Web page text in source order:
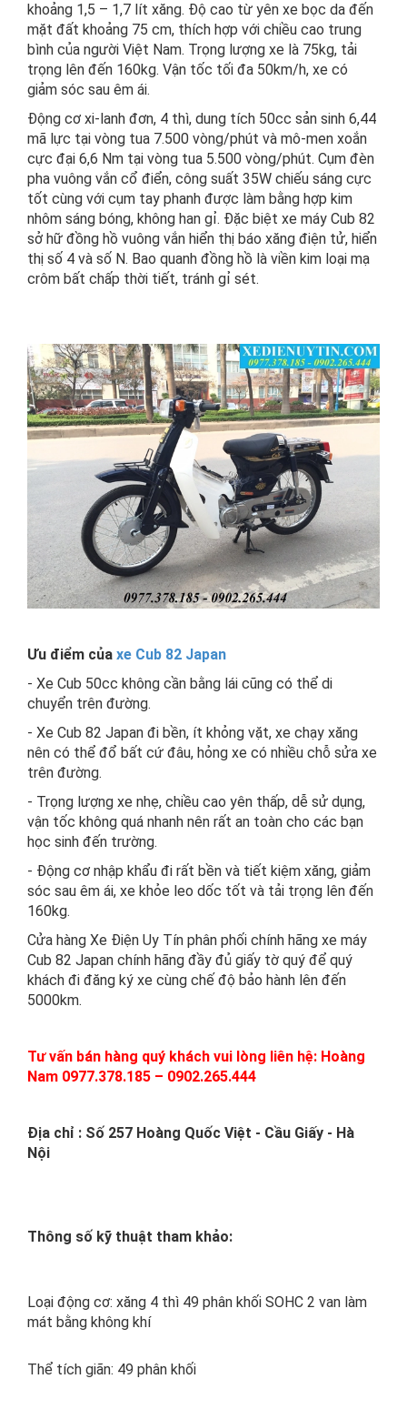
khoảng 1,5 – 1,7 lít xăng. Độ cao từ yên xe bọc da đến
mặt đất khoảng 75 cm, thích hợp với chiều cao trung
bình của người Việt Nam. Trọng lượng xe là 75kg, tải
trọng lên đến 160kg. Vận tốc tối đa 50km/h, xe có
giảm sóc sau êm ái.
Động cơ xi-lanh đơn, 4 thì, dung tích 50cc sản sinh 6,44
mã lực tại vòng tua 7.500 vòng/phút và mô-men xoắn
cực đại 6,6 Nm tại vòng tua 5.500 vòng/phút. Cụm đèn
pha vuông vắn cổ điển, công suất 35W chiếu sáng cực
tốt cùng với cụm tay phanh được làm bằng hợp kim
nhôm sáng bóng, không han gỉ. Đặc biệt xe máy Cub 82
sở hữ đồng hồ vuông vắn hiển thị báo xăng điện tử, hiển
thị số 4 và số N. Bao quanh đồng hồ là viền kim loại mạ
crôm bất chấp thời tiết, tránh gỉ sét.
Ưu điểm của xe Cub 82 Japan
- Xe Cub 50cc không cần bằng lái cũng có thể di
chuyển trên đường.
- Xe Cub 82 Japan đi bền, ít khỏng vặt, xe chạy xăng
nên có thể đổ bất cứ đâu, hỏng xe có nhiều chỗ sửa xe
trên đường.
- Trọng lượng xe nhẹ, chiều cao yên thấp, dễ sử dụng,
vận tốc không quá nhanh nên rất an toàn cho các bạn
học sinh đến trường.
- Động cơ nhập khẩu đi rất bền và tiết kiệm xăng, giảm
sóc sau êm ái, xe khỏe leo dốc tốt và tải trọng lên đến
160kg.
Cửa hàng Xe Điện Uy Tín phân phối chính hãng xe máy
Cub 82 Japan chính hãng đầy đủ giấy tờ quý để quý
khách đi đăng ký xe cùng chế độ bảo hành lên đến
5000km.
Tư vấn bán hàng quý khách vui lòng liên hệ: Hoàng
Nam 0977.378.185 – 0902.265.444
Địa chỉ : Số 257 Hoàng Quốc Việt - Cầu Giấy - Hà
Nội
Thông số kỹ thuật tham khảo:
Loại động cơ: xăng 4 thì 49 phân khối SOHC 2 van làm
mát bằng không khí
Thể tích giãn: 49 phân khối